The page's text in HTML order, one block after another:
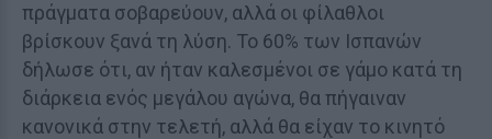
πράγματα σοβαρεύουν, αλλά οι φίλαθλοι
βρίσκουν ξανά τη λύση. Το 60% των Ισπανών
δήλωσε ότι, αν ήταν καλεσμένοι σε γάμο κατά τη
διάρκεια ενός μεγάλου αγώνα, θα πήγαιναν
κανονικά στην τελετή, αλλά θα είχαν το κινητό